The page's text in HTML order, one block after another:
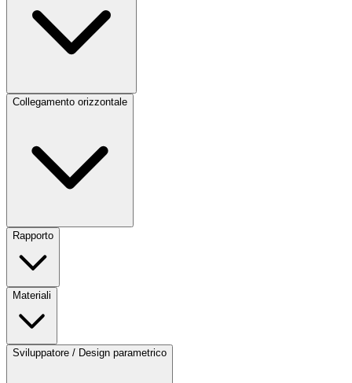
Collegamento orizzontale
Rapporto
Materiali
Sviluppatore / Design parametrico